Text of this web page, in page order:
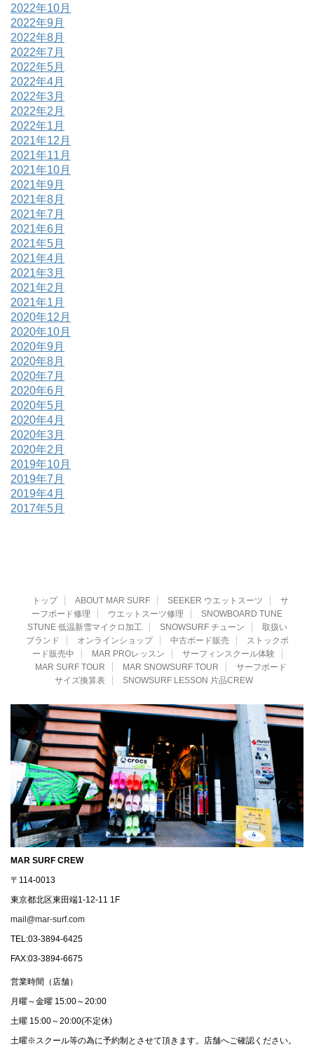
2022年10月
2022年9月
2022年8月
2022年7月
2022年5月
2022年4月
2022年3月
2022年2月
2022年1月
2021年12月
2021年11月
2021年10月
2021年9月
2021年8月
2021年7月
2021年6月
2021年5月
2021年4月
2021年3月
2021年2月
2021年1月
2020年12月
2020年10月
2020年9月
2020年8月
2020年7月
2020年6月
2020年5月
2020年4月
2020年3月
2020年2月
2019年10月
2019年7月
2019年4月
2017年5月
トップ ABOUT MAR SURF SEEKER ウエットスーツ
サ
ーフボード修理
ウエットスーツ修理
SNOWBOARD TUNE
STUNE 低温新雪マイクロ加工
SNOWSURF チューン
取扱い
ブランド
オンラインショップ 中古ボード販売
ストックボ
ード販売中
MAR PROレッスン
サーフィンスクール体験
MAR SURF TOUR
MAR SNOWSURF TOUR
サーフボード
サイズ換算表
SNOWSURF LESSON 片品CREW
MAR SURF CREW
〒114-0013
東京都北区東田端1-12-11 1F
mail@mar-surf.com
TEL:03-3894-6425
FAX:03-3894-6675
営業時間（店舗）
月曜～金曜 15:00～20:00
土曜 15:00～20:00(不定休)
土曜※スクール等の為に予約制とさせて頂きます。店舗へご確認ください。